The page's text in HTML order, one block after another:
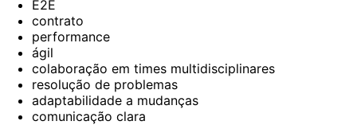
E2E
contrato
performance
ágil
colaboração em times multidisciplinares
resolução de problemas
adaptabilidade a mudanças
comunicação clara